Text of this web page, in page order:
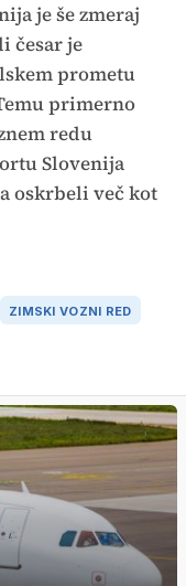
je še zmeraj
česar je
prometu
primerno
redu
Slovenija
oskrbeli več kot
ZIMSKI VOZNI RED